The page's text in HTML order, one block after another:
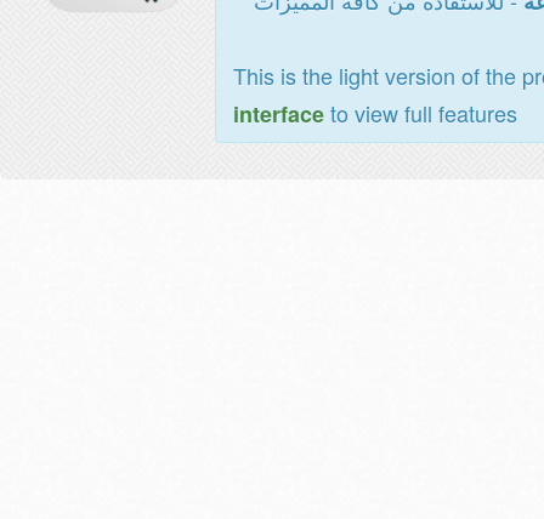
This is the light version of the
interfaceto view full features